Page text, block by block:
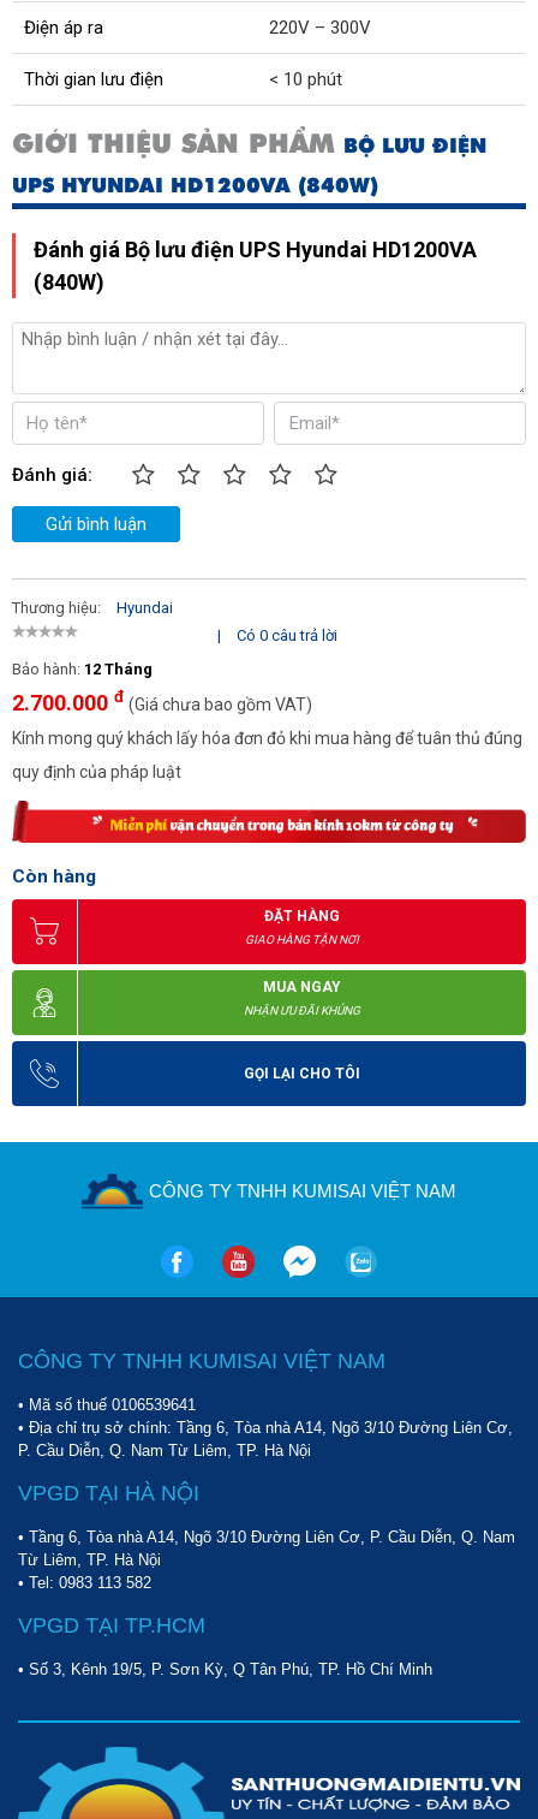
Điện áp ra 220V – 300V
Thời gian lưu điện < 10 phút
GIỚI THIỆU SẢN PHẨM BỘ LƯU ĐIỆN
UPS HYUNDAI HD1200VA (840W)
Đánh giá Bộ lưu điện UPS Hyundai HD1200VA
(840W)
Đánh giá:
Gửi bình luận
Thương hiệu:
Hyundai
|
Có 0 câu trả lời
Bảo hành: 12 Tháng
2.700.000 đ (Giá chưa bao gồm VAT)
Kính mong quý khách lấy hóa đơn đỏ khi mua hàng để tuân thủ đúng
quy định của pháp luật
Còn hàng
ĐẶT HÀNG
GIAO HÀNG TẬN NƠI
MUA NGAY
NHẬN ƯU ĐÃI KHỦNG
GỌI LẠI CHO TÔI
CÔNG TY TNHH KUMISAI VIỆT NAM
CÔNG TY TNHH KUMISAI VIỆT NAM
• Mã số thuế 0106539641
• Địa chỉ trụ sở chính: Tầng 6, Tòa nhà A14, Ngõ 3/10 Đường Liên Cơ,
P. Cầu Diễn, Q. Nam Từ Liêm, TP. Hà Nội
VPGD TẠI HÀ NỘI
• Tầng 6, Tòa nhà A14, Ngõ 3/10 Đường Liên Cơ, P. Cầu Diễn, Q. Nam
Từ Liêm, TP. Hà Nội
• Tel: 0983 113 582
VPGD TẠI TP.HCM
• Số 3, Kênh 19/5, P. Sơn Kỳ, Q Tân Phú, TP. Hồ Chí Minh